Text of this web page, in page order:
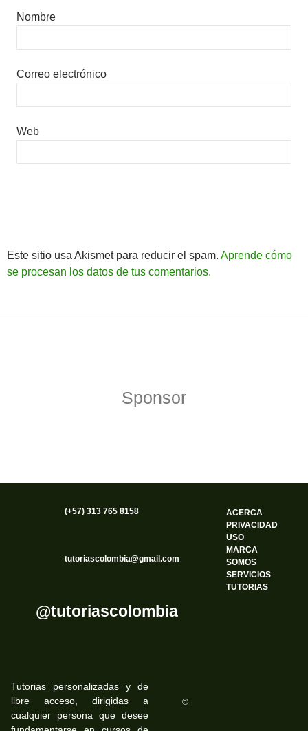
Nombre
Correo electrónico
Web
Este sitio usa Akismet para reducir el spam. Aprende cómo
se procesan los datos de tus comentarios.
Sponsor
(+57) 313 765 8158
tutoriascolombia@gmail.com
@tutoriascolombia
ACERCA
PRIVACIDAD
USO
MARCA
SOMOS
SERVICIOS
TUTORIAS
Tutorias personalizadas y de
libre acceso, dirigidas a
cualquier persona que desee
©